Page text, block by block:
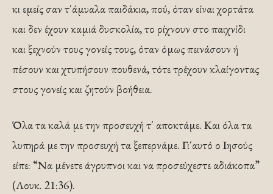
κι εμείς σαν τ΄άμυαλα παιδάκια, πού, όταν είναι χορτάτα
και δεν έχουν καμιά δυσκολία, το ρίχνουν στο παιχνίδι
και ξεχνούν τους γονείς τους, όταν όμως πεινάσουν ή
πέσουν και χτυπήσουν πουθενά, τότε τρέχουν κλαίγοντας
στους γονείς και ζητούν βοήθεια.
Όλα τα καλά με την προσευχή τ΄ αποκτάμε. Και όλα τα
λυπηρά με την προσευχή τα ξεπερνάμε. Γι΄αυτό ο Ιησούς
είπε: “Να μένετε άγρυπνοι και να προσεύχεστε αδιάκοπα”
(Λουκ. 21:36).